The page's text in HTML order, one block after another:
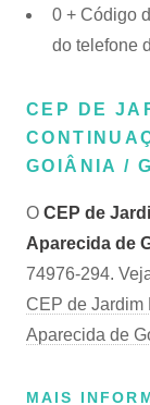
0 + Código
do telefone
CEP DE
GOIÂNIA /
O CEP de
Aparecida de
74976-294.
CEP de Jardim
Aparecida de
MAIS